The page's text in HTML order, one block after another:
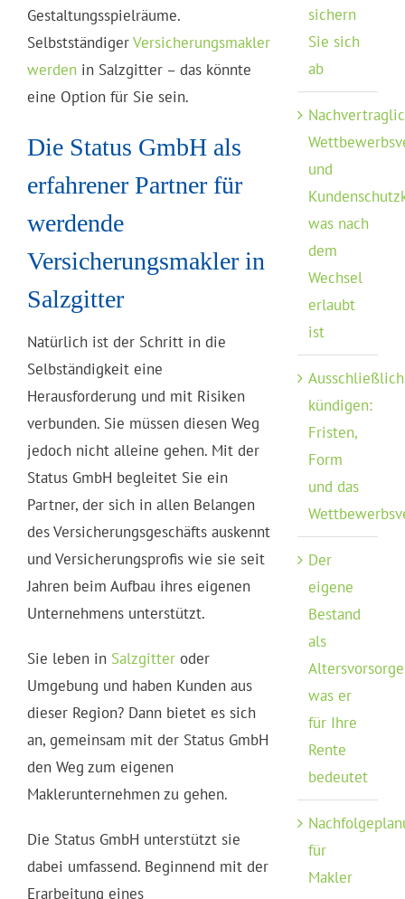
Gestaltungsspielräume.
SelbstständigerVersicherungsmakler
werden in Salzgitter – das könnte
eine Option für Sie sein.
Die Status GmbH als
erfahrener Partner für
werdende
Versicherungsmakler in
Salzgitter
Natürlich ist der Schritt in die
Selbständigkeit eine
Herausforderung und mit Risiken
verbunden. Sie müssen diesen Weg
jedoch nicht alleine gehen. Mit der
Status GmbH begleitet Sie ein
Partner, der sich in allen Belangen
des Versicherungsgeschäfts auskennt
und Versicherungsprofis wie sie seit
Jahren beim Aufbau ihres eigenen
Unternehmens unterstützt.
Sie leben in Salzgitter oder
Umgebung und haben Kunden aus
dieser Region? Dann bietet es sich
an, gemeinsam mit der Status GmbH
den Weg zum eigenen
Maklerunternehmen zu gehen.
Die Status GmbH unterstützt sie
dabei umfassend. Beginnend mit der
Erarbeitung eines
sichern
Sie sich
ab
und
was nach
dem
Wechsel
erlaubt
ist
kündigen:
Fristen,
Form
und das
Der
eigene
Bestand
als
was er
für Ihre
Rente
bedeutet
für
Makler